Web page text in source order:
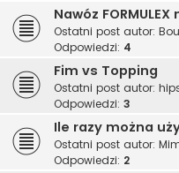
Nawóz
Ostatni post autor:
Odpowiedzi: 4
Fim vs Topping
Ostatni post autor:
Odpowiedzi: 3
Ile razy można
Ostatni post autor:
Odpowiedzi: 2